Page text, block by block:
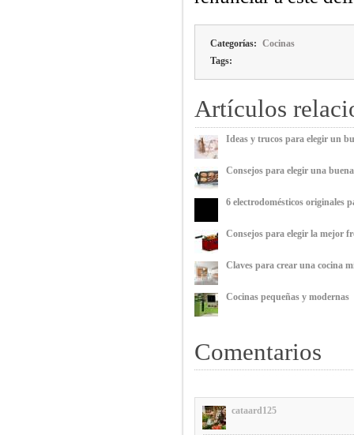
Categorías: Cocinas
Tags:
Artículos
Ideas y trucos para elegir un
Consejos para elegir una
6 electrodomésticos originales
Consejos para elegir la mejor
Claves para crear una cocina
Cocinas pequeñas y modernas
Comentarios
cataard125